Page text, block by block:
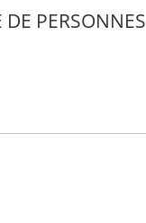
DE PERSONNES